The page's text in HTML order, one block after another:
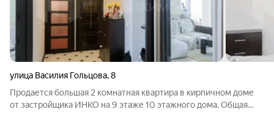
улица Василия Гольцова,8
Продается большая 2 комнатная квартира в кирпичном доме
от застройщика ИНКО на 9 этаже 10 этажного дома. Общая